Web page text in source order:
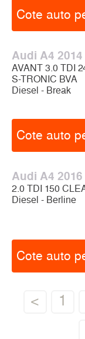
Cote auto
Audi A4 2014
AVANT 3.0 TDI
S-TRONIC BVA
Diesel - Break
Cote auto
Audi A4 2016
2.0 TDI 150
Diesel - Berline
Cote auto
< 1